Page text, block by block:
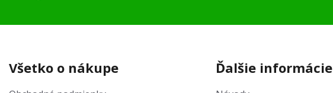
Všetko o nákupe Ďalšie informácie